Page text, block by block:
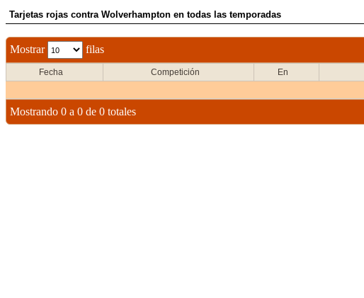
Tarjetas rojas contra Wolverhampton en todas las temporadas
Mostrar filas
Fecha Competición En
Mostrando 0 a 0 de 0 totales